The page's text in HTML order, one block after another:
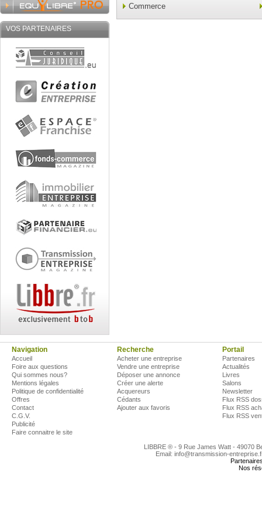
VOS PARTENAIRES
Commerce
Navigation
Accueil
Foire aux questions
Qui sommes nous?
Mentions légales
Politique de confidentialité
Offres
Contact
C.G.V.
Publicité
Faire connaitre le site
Recherche
Acheter une entreprise
Vendre une entreprise
Déposer une annonce
Créer une alerte
Acquereurs
Cédants
Ajouter aux favoris
Portail
Partenaires
Actualités
Livres
Salons
Newsletter
Flux RSS
Flux RSS
Flux RSS
LIBBRE ® - 9 Rue James Watt - 49070
Email: info@transmission-
Nos